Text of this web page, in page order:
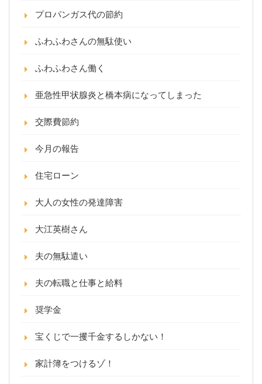
プロパンガス代の節約
ふわふわさんの無駄使い
ふわふわさん働く
亜急性甲状腺炎と橋本病になってしまった
交際費節約
今月の報告
住宅ローン
大人の女性の発達障害
大江英樹さん
夫の無駄遣い
夫の転職と仕事と給料
奨学金
宝くじで一攫千金するしかない！
家計簿をつけるゾ！